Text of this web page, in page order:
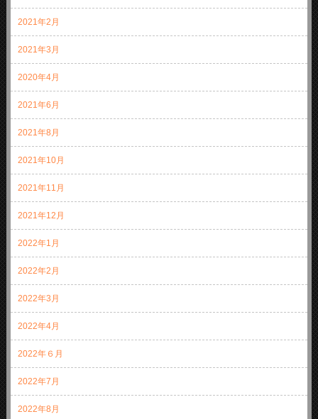
2021年2月
2021年3月
2020年4月
2021年6月
2021年8月
2021年10月
2021年11月
2021年12月
2022年1月
2022年2月
2022年3月
2022年4月
2022年６月
2022年7月
2022年8月